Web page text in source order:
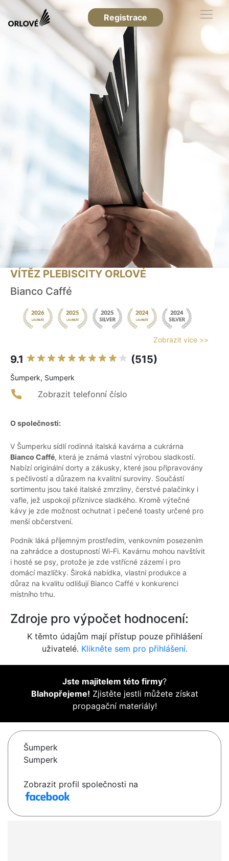
Registrace
VÍTĚZ PLEBISCITY ORLOVÉ
Bianco Caffé
Zobrazit více >>
9.1 (515)
Šumperk, Sumperk
Zobrazit telefonní číslo
O společnosti:
V Šumperku sídlí rodinná italská kavárna a cukrárna
Bianco Caffé, která je známá vlastní výrobou sladkostí.
Nabízí originální dorty a zákusky, které jsou připravovány
s pečlivostí a důrazem na kvalitní suroviny. Součástí
sortimentu jsou také italské zmrzliny, čerstvé palačinky i
vafle, jež uspokojí příznivce sladkého. Kromě výtečné
kávy je zde možnost ochutnat i pečené toasty určené pro
menší občerstvení.
Podnik láká příjemným prostředím, venkovním posezením
na zahrádce a dostupností Wi-Fi. Kavárnu mohou navštívit
i hosté se psy, protože je zde vstřícné zázemí i pro
domácí mazlíčky. Široká nabídka, vlastní produkce a
důraz na kvalitu odlišují Bianco Caffé v konkurenci
místního trhu.
Zdroje pro výpočet hodnocení:
K těmto údajům mají přístup pouze přihlášení
uživatelé. Klikněte sem pro přihlášení.
Jste majitelem této firmy?
Blahopřejeme! Zjistěte jestli můžete získat
propagační materiály!
Šumperk
Sumperk
Zobrazit profil společnosti na